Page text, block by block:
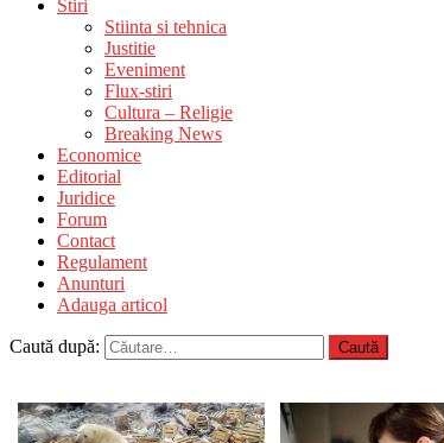
Stiri
Stiinta si tehnica
Justitie
Eveniment
Flux-stiri
Cultura – Religie
Breaking News
Economice
Editorial
Juridice
Forum
Contact
Regulament
Anunturi
Adauga articol
Caută după: